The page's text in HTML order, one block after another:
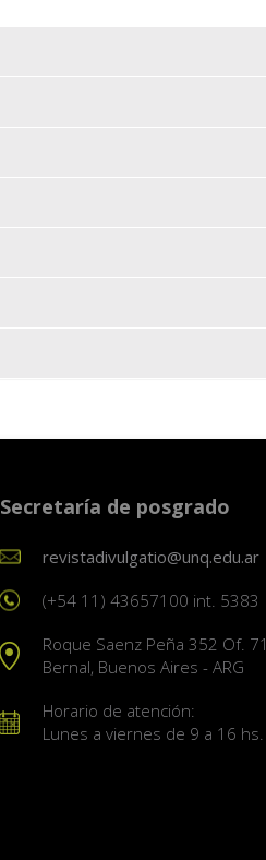
Secretaría de posgrado
revistadivulgatio@unq.edu.ar
(+54 11) 43657100 int. 5383
Roque Saenz Peña 352 Of. 71
Bernal, Buenos Aires - ARG
Horario de atención:
Lunes a viernes de 9 a 16 hs.